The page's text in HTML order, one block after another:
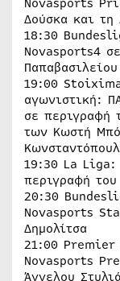
Δούσκα και τη
18:30
Novasports4
Παπαβασιλείου
19:00
αγωνιστική:
σε περιγραφή
των Κωστή
19:30 La Liga:
περιγραφή
20:30
Novasports
Δημολίτσα
21:00 Premier
Novasports
Άγγελου